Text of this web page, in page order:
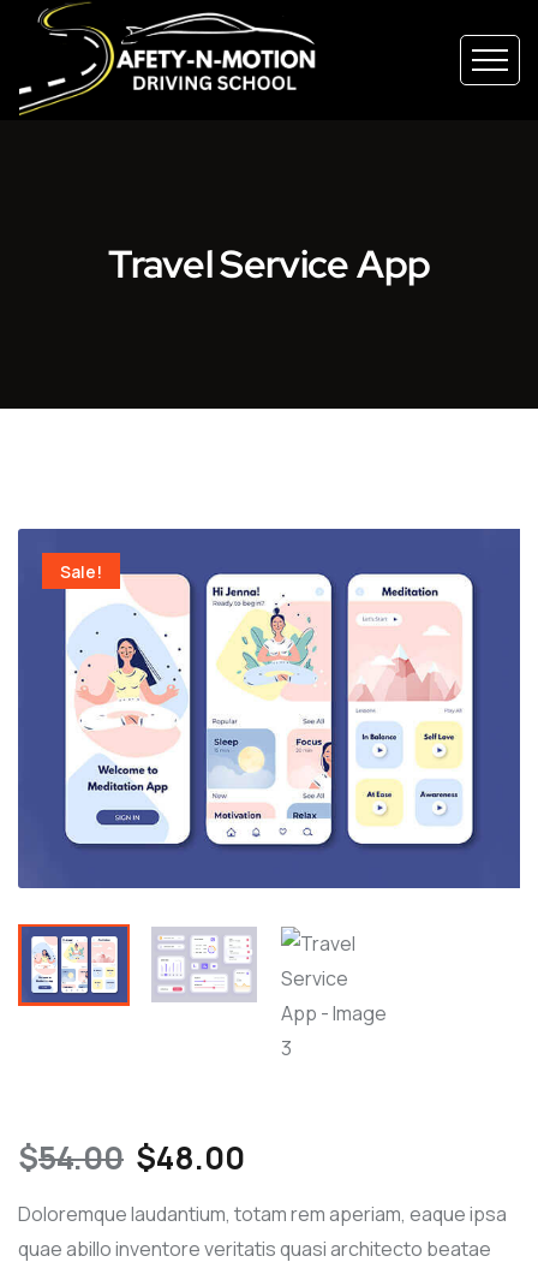
Travel Service App
Sale!
$54.00 $48.00
Doloremque laudantium, totam rem aperiam, eaque ipsa
quae abillo inventore veritatis quasi architecto beatae